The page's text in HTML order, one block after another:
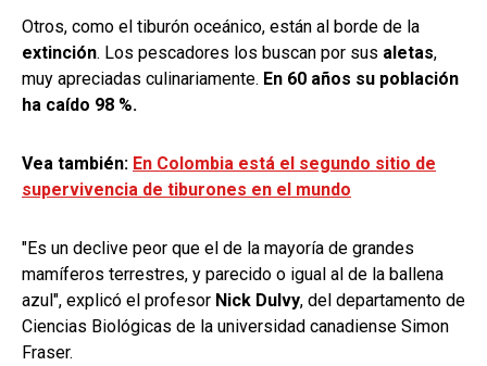
Otros, como el tiburón oceánico, están al borde de la
extinción. Los pescadores los buscan por sus aletas,
muy apreciadas culinariamente. En 60 años su población
ha caído 98 %.
Vea también: En Colombia está el segundo sitio de
supervivencia de tiburones en el mundo
"Es un declive peor que el de la mayoría de grandes
mamíferos terrestres, y parecido o igual al de la ballena
azul", explicó el profesor Nick Dulvy, del departamento de
Ciencias Biológicas de la universidad canadiense Simon
Fraser.